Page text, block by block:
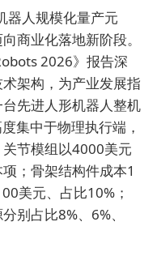
器人规模化量产元
商业化落地新阶段。
2026》报告深
架构，为产业发展指
先进人形机器人整机
集中于物理执行端，
节模组以4000美元
；骨架结构件成本1
美元、占比10%；
别占比8%、6%、